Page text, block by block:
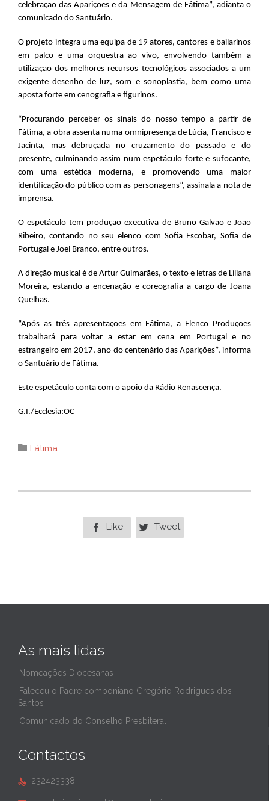
celebração das Aparições e da Mensagem de Fátima”, adianta o
comunicado do Santuário.
O projeto integra uma equipa de 19 atores, cantores e bailarinos
em palco e uma orquestra ao vivo, envolvendo também a
utilização dos melhores recursos tecnológicos associados a um
exigente desenho de luz, som e sonoplastia, bem como uma
aposta forte em cenografia e figurinos.
“Procurando perceber os sinais do nosso tempo a partir de
Fátima, a obra assenta numa omnipresença de Lúcia, Francisco e
Jacinta, mas debruçada no cruzamento do passado e do
presente, culminando assim num espetáculo forte e sufocante,
com uma estética moderna, e promovendo uma maior
identificação do público com as personagens”, assinala a nota de
imprensa.
O espetáculo tem produção executiva de Bruno Galvão e João
Ribeiro, contando no seu elenco com Sofia Escobar, Sofia de
Portugal e Joel Branco, entre outros.
A direção musical é de Artur Guimarães, o texto e letras de Liliana
Moreira, estando a encenação e coreografia a cargo de Joana
Quelhas.
“Após as três apresentações em Fátima, a Elenco Produções
trabalhará para voltar a estar em cena em Portugal e no
estrangeiro em 2017, ano do centenário das Aparições”, informa
o Santuário de Fátima.
Este espetáculo conta com o apoio da Rádio Renascença.
G.I./Ecclesia:OC
 Category
Fátima
 Like  Tweet
As mais lidas
Nomeações Diocesanas
Faleceu o Padre comboniano Gregório Rodrigues dos
Santos
Comunicado do Conselho Presbiteral
Contactos
 232423338